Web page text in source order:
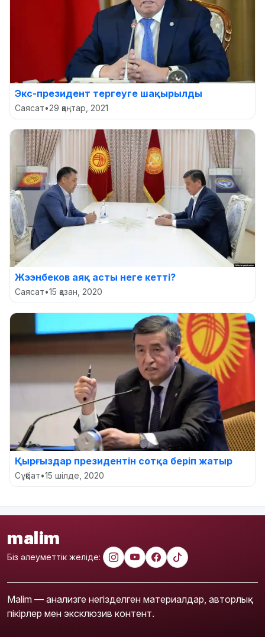
Экс-президент тергеуге шақырылды
Саясат•29 қаңтар, 2021
Жээнбеков аяқ асты неге кетті?
Саясат•15 қазан, 2020
Қырғыздар президентін сотқа беріп жатыр
Сұқбат•15 шілде, 2020
malim
Біз әлеуметтік желіде:
Malim — анализге негізделген материалдар, авторлық
пікірлер мен эксклюзив контент.